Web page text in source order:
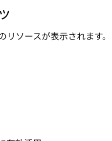
ソースが表示されます。